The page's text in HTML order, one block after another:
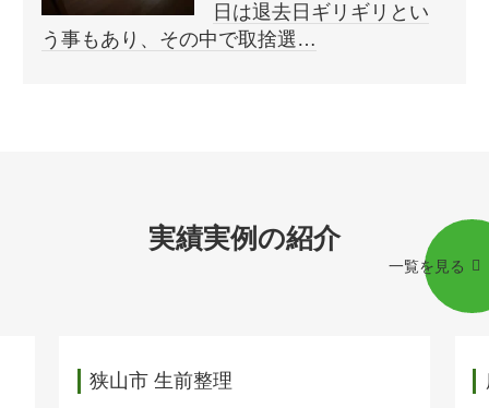
日は退去日ギリギリとい
う事もあり、その中で取捨選…
実績実例の紹介
一覧を見る
狭山市 生前整理